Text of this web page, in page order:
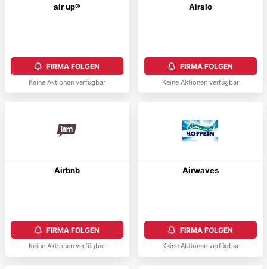
air up®
FIRMA FOLGEN
Keine Aktionen verfügbar
Airalo
FIRMA FOLGEN
Keine Aktionen verfügbar
Airbnb
FIRMA FOLGEN
Keine Aktionen verfügbar
Airwaves
FIRMA FOLGEN
Keine Aktionen verfügbar